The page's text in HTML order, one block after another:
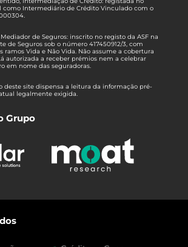
como Intermediário de Crédito Vinculado com o
de Seguros: inscrito no registo da ASF na
de Seguros sob o número 417450912/3, com
ramos Vida e Não Vida. Não assume a cobertura
autorizada a receber prémios nem a celebrar
em nome das seguradoras.
deste site dispensa a leitura da informação pré-
legalmente exigida.
Grupo